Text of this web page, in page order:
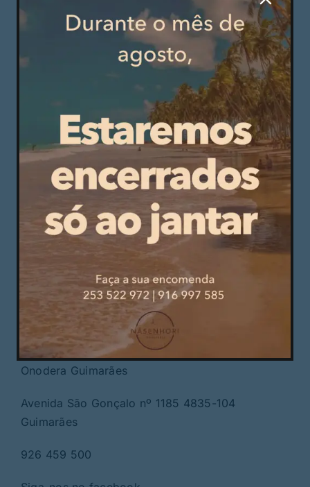
“Esta clínica é um sonho realizado. É o início de
uma nova fase, onde posso colocar toda a minha
experiência em gestão e sensibilidade ao serviço
da autoestima dos nossos clientes”, concluem as
responsáveis da Onodera Guimarães.
Onodera Guimarães:
tecnologia, cuidado e
excelência em cada
detalhe!
Onodera Guimarães
Avenida São Gonçalo nº 1185 4835-104
Guimarães
926 459 500